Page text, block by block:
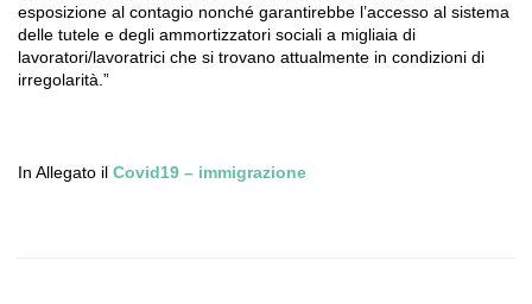
esposizione al contagio nonché garantirebbe l’accesso al sistema
delle tutele e degli ammortizzatori sociali a migliaia di
lavoratori/lavoratrici che si trovano attualmente in condizioni di
irregolarità.”
In Allegato il Covid19 – immigrazione